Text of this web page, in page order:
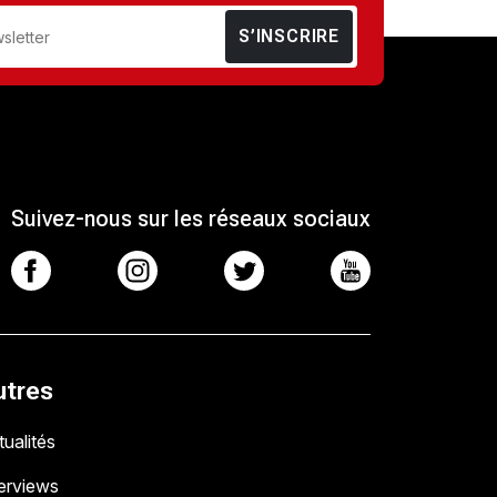
S’INSCRIRE
Suivez-nous sur les réseaux sociaux